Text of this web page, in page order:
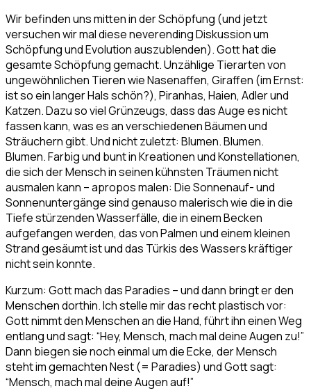
Wir befinden uns mitten in der Schöpfung (und jetzt
versuchen wir mal diese neverending Diskussion um
Schöpfung und Evolution auszublenden). Gott hat die
gesamte Schöpfung gemacht. Unzählige Tierarten von
ungewöhnlichen Tieren wie Nasenaffen, Giraffen (im Ernst:
ist so ein langer Hals schön?), Piranhas, Haien, Adler und
Katzen. Dazu so viel Grünzeugs, dass das Auge es nicht
fassen kann, was es an verschiedenen Bäumen und
Sträuchern gibt. Und nicht zuletzt: Blumen. Blumen.
Blumen. Farbig und bunt in Kreationen und Konstellationen,
die sich der Mensch in seinen kühnsten Träumen nicht
ausmalen kann – apropos malen: Die Sonnenauf- und
Sonnenuntergänge sind genauso malerisch wie die in die
Tiefe stürzenden Wasserfälle, die in einem Becken
aufgefangen werden, das von Palmen und einem kleinen
Strand gesäumt ist und das Türkis des Wassers kräftiger
nicht sein konnte.
Kurzum: Gott mach das Paradies – und dann bringt er den
Menschen dorthin. Ich stelle mir das recht plastisch vor:
Gott nimmt den Menschen an die Hand, führt ihn einen Weg
entlang und sagt: “Hey, Mensch, mach mal deine Augen zu!”
Dann biegen sie noch einmal um die Ecke, der Mensch
steht im gemachten Nest (= Paradies) und Gott sagt:
“Mensch, mach mal deine Augen auf!”